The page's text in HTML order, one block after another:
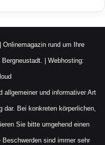
rund um Ihre
| Webhosting:
allgemeiner und informativer Art
Bei konkreten körperlichen,
Sie bitte umgehend einen
sind immer sehr